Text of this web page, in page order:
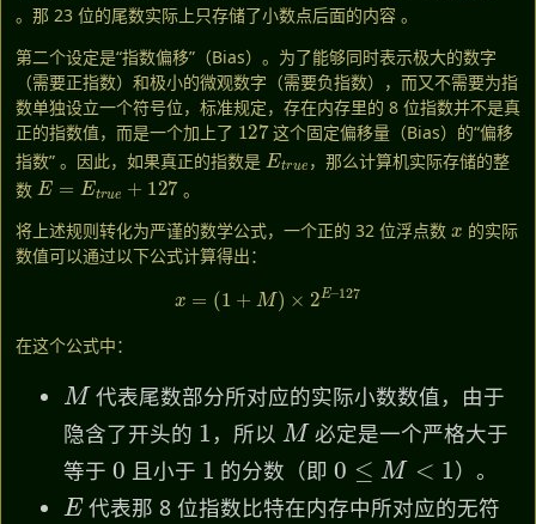
。那 23 位的尾数实际上只存储了小数点后面的内容 。
第二个设定是“指数偏移”（Bias）。为了能够同时表示极大的数字
（需要正指数）和极小的微观数字（需要负指数），而又不需要为指
数单独设立一个符号位，标准规定，存在内存里的 8 位指数并不是真
正的指数值，而是一个加上了
127
这个固定偏移量（Bias）的“偏移
指数” 。因此，如果真正的指数是
Etr u e
，那么计算机实际存储的整
数
E= E rue+ 127
。
将上述规则转化为严谨的数学公式，一个正的 32 位浮点数
的实际
数值可以通过以下公式计算得出：
(1 M)×2 127
在这个公式中：
M
代表尾数部分所对应的实际小数数值，由于
隐含了开头的
1
，所以
M
必定是一个严格大于
等于
0
且小于
1
的分数（即
0≤M< 1
）。
E
代表那 8 位指数比特在内存中所对应的无符